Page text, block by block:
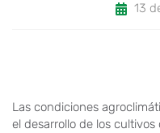
13
Las condiciones
el desarrollo de los